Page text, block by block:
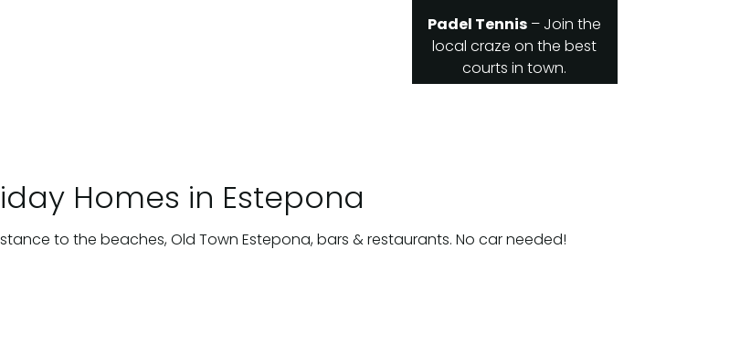
Padel Tennis – Join the
local craze on the best
courts in town.
Homes in Estepona
to the beaches, Old Town Estepona, bars & restaurants. No car needed!